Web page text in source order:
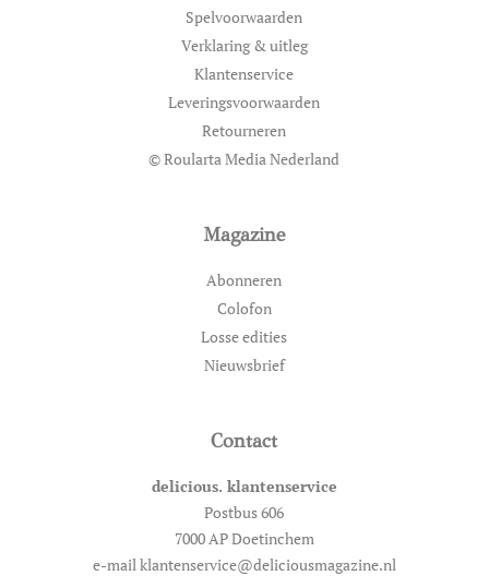
Spelvoorwaarden
Verklaring & uitleg
Klantenservice
Leveringsvoorwaarden
Retourneren
© Roularta Media Nederland
Magazine
Abonneren
Colofon
Losse edities
Nieuwsbrief
Contact
delicious. klantenservice
Postbus 606
7000 AP Doetinchem
e-mail klantenservice@deliciousmagazine.nl